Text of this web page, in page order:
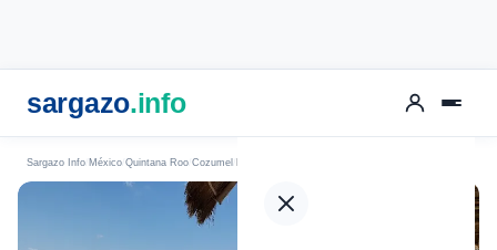
sargazo.info
Sargazo Info México Quintana Roo Cozumel